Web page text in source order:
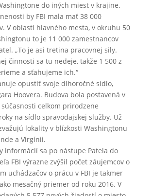
do iných miest v krajine.
by FBI mala mať 38 000
V oblasti hlavného mesta, v okruhu 50
to je 11 000 zamestnancov
„To je asi tretina pracovnej sily.
činnosti sa tu nedeje, takže 1 500 z
a sťahujeme ich.“
opustiť svoje dlhoročné sídlo,
Hoovera. Budova bola postavená v
súčasnosti celkom prirodzene
na sídlo spravodajskej služby. Už
lokality v blízkosti Washingtonu
a Virgínii.
informácií sa po nástupe Patela do
FBI výrazne zvýšil počet záujemcov o
uchádzačov o prácu v FBI je takmer
mesačný priemer od roku 2016. V